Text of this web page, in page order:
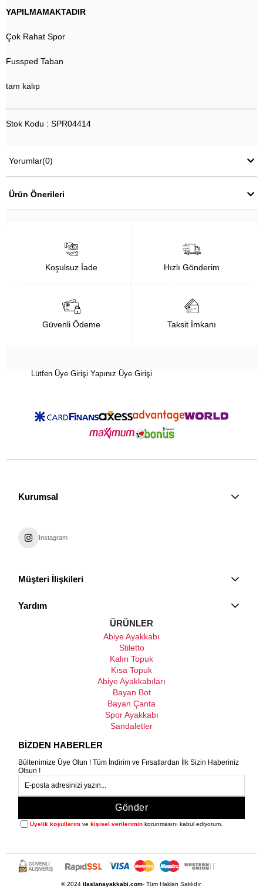
YAPILMAMAKTADIR
Çok Rahat Spor
Fussped Taban
tam kalıp
Stok Kodu : SPR04414
Yorumlar(0)
Ürün Önerileri
Koşulsuz İade Hızlı Gönderim
Güvenli Ödeme Taksit İmkanı
Lütfen Üye Girişi Yapınız Üye Girişi
Kurumsal
Instagram
Müşteri İlişkileri
Yardım
ÜRÜNLER
Abiye Ayakkabı
Stiletto
Kalın Topuk
Kısa Topuk
Abiye Ayakkabıları
Bayan Bot
Bayan Çanta
Spor Ayakkabı
Sandaletler
BİZDEN HABERLER
Bültenimize Üye Olun ! Tüm İndirim ve Fırsatlardan İlk Sizin Haberiniz
Olsun !
Gönder
Üyelik koşullarını vekişisel verilerimin korunmasını kabul ediyorum.
© 2024 ilaslanayakkabi.com- Tüm Hakları Saklıdır.